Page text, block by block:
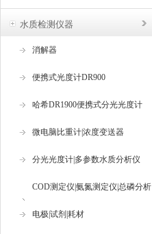
水质检测仪器
消解器
便携式光度计DR900
哈希DR1900便携式分光光度计
微电脑比重计|浓度变送器
分光光度计|多参数水质分析仪
COD测定仪|氨氮测定仪|总磷分析
仪
电极|试剂|耗材